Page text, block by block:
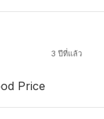
3 ปีที่แล้ว
Price